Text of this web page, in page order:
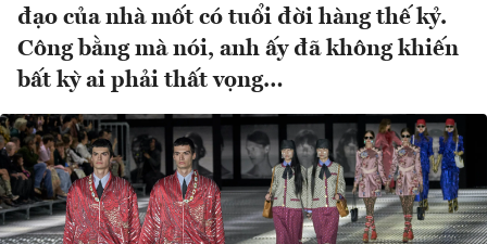
đạo của nhà mốt có tuổi đời hàng thế kỷ.
Công bằng mà nói, anh ấy đã không khiến
bất kỳ ai phải thất vọng…